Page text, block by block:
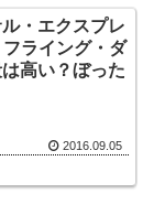
・エクスプレ
ライング・ダ
高い？ぼった
2016.09.05